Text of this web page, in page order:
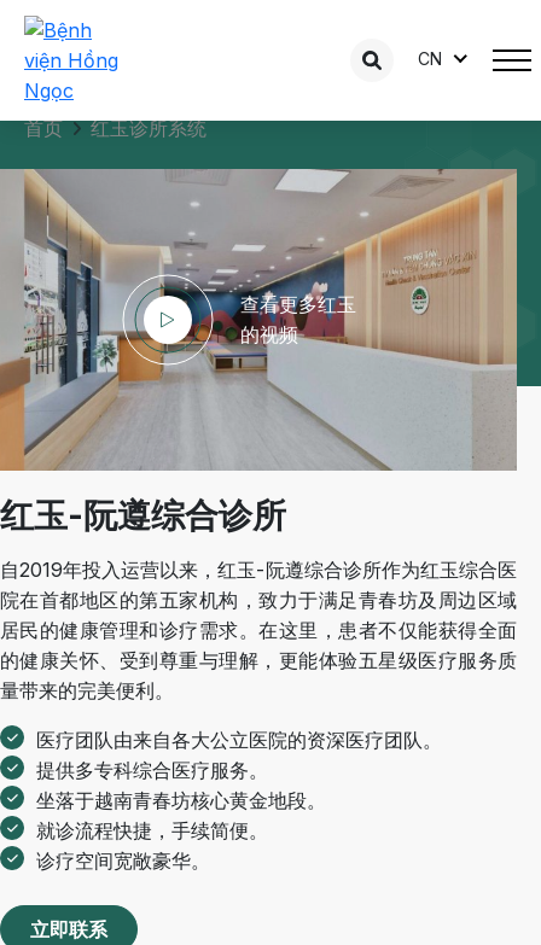
CN
首页 红玉诊所系统
查看更多红玉
的视频
红玉-阮遵综合诊所
自2019年投入运营以来，红玉-阮遵综合诊所作为红玉综合医
院在首都地区的第五家机构，致力于满足青春坊及周边区域
居民的健康管理和诊疗需求。在这里，患者不仅能获得全面
的健康关怀、受到尊重与理解，更能体验五星级医疗服务质
量带来的完美便利。
医疗团队由来自各大公立医院的资深医疗团队。
提供多专科综合医疗服务。
坐落于越南青春坊核心黄金地段。
就诊流程快捷，手续简便。
诊疗空间宽敞豪华。
立即联系